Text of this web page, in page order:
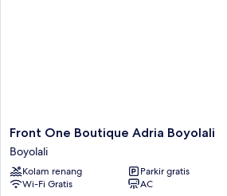
Front
One
Boutique
Adria
Boyolali
Front One Boutique Adria Boyolali
Boyolali
Kolam renang
Parkir gratis
Wi-Fi Gratis
AC